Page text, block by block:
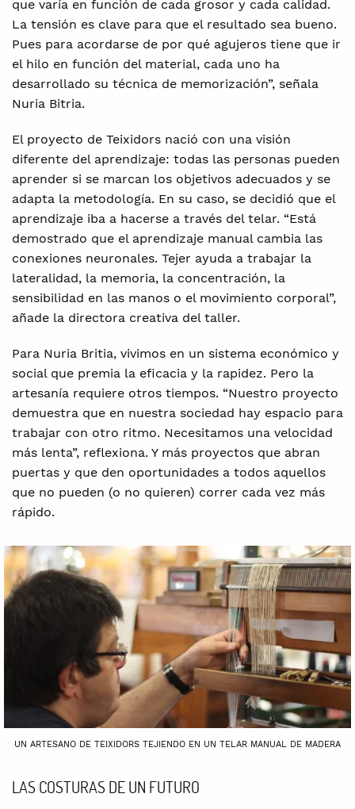
que varía en función de cada grosor y cada calidad.
La tensión es clave para que el resultado sea bueno.
Pues para acordarse de por qué agujeros tiene que ir
el hilo en función del material, cada uno ha
desarrollado su técnica de memorización”, señala
Nuria Bitria.
El proyecto de Teixidors nació con una visión
diferente del aprendizaje: todas las personas pueden
aprender si se marcan los objetivos adecuados y se
adapta la metodología. En su caso, se decidió que el
aprendizaje iba a hacerse a través del telar. “Está
demostrado que el aprendizaje manual cambia las
conexiones neuronales. Tejer ayuda a trabajar la
lateralidad, la memoria, la concentración, la
sensibilidad en las manos o el movimiento corporal”,
añade la directora creativa del taller.
Para Nuria Britia, vivimos en un sistema económico y
social que premia la eficacia y la rapidez. Pero la
artesanía requiere otros tiempos. “Nuestro proyecto
demuestra que en nuestra sociedad hay espacio para
trabajar con otro ritmo. Necesitamos una velocidad
más lenta”, reflexiona. Y más proyectos que abran
puertas y que den oportunidades a todos aquellos
que no pueden (o no quieren) correr cada vez más
rápido.
UN ARTESANO DE TEIXIDORS TEJIENDO EN UN TELAR MANUAL DE MADERA
LAS COSTURAS DE UN FUTURO